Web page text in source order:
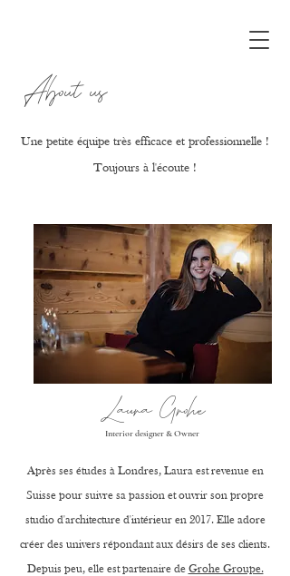
Une petite équipe très efficace et professionnelle !
Toujours à l'écoute !
Laura Grohe
Interior designer & Owner
Après ses études à Londres, Laura est revenue en
Suisse pour suivre sa passion et ouvrir son propre
studio d'architecture d'intérieur en 2017. Elle adore
créer des univers répondant aux désirs de ses clients.
Depuis peu, elle est partenaire de Grohe Groupe.
About us